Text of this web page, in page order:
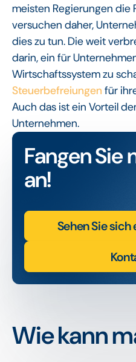
meisten Regierungen die
versuchen daher,
dies zu tun. Die weit
darin, ein für
Wirtschaftssystem zu
Steuerbefreiungen für
Auch das ist ein Vorteil
Unternehmen.
Fangen Sie
an!
Sehen Sie sich
Wie kann